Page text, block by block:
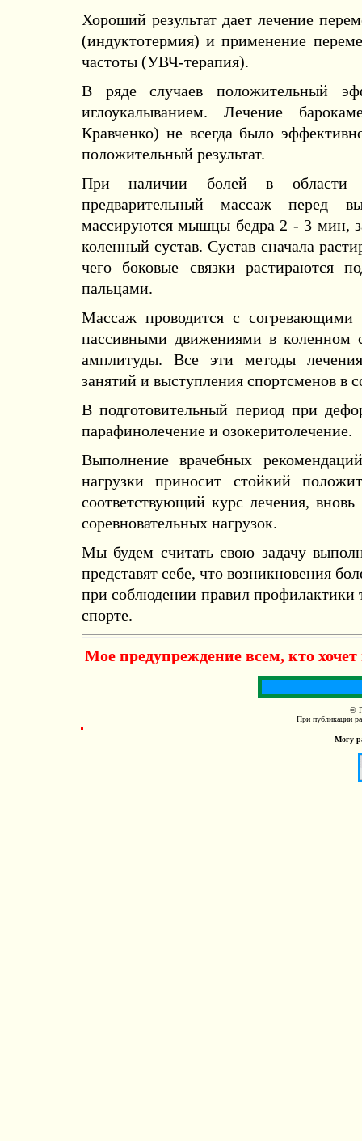
Хороший результат дает лечение
(индуктотермия) и применение
частоты (УВЧ-терапия).
В ряде случаев положительный
иглоукалыванием. Лечение
Кравченко) не всегда было
положительный результат.
При наличии болей в области
предварительный массаж перед
массируются мышцы бедра 2 - 3 мин,
коленный сустав. Сустав сначала
чего боковые связки растираются
пальцами.
Массаж проводится с
пассивными движениями в коленном
амплитуды. Все эти методы
занятий и выступления спортсменов в
В подготовительный период при
парафинолечение и озокеритолечение.
Выполнение врачебных
нагрузки приносит стойкий
соответствующий курс лечения,
соревновательных нагрузок.
Мы будем считать свою задачу
представят себе, что возникновения
при соблюдении правил профилактики
спорте.
Мое предупреждение всем, кто
©
При публикации
Могу